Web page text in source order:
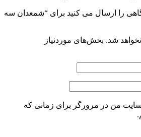
را ارسال می کنید برای “شمعدان سه
شد. بخش‌های موردنیاز
من در مرورگر برای زمانی که